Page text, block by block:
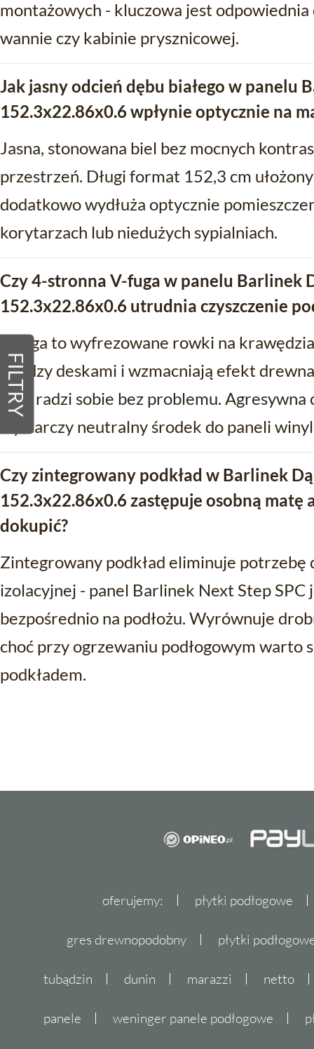
FILTRY
montażowych - kluczowa jest
wannie czy kabinie prysznicowej.
Jak jasny odcień dębu białego w panelu
152.3x22.86x0.6 wpłynie optycznie na
Jasna, stonowana biel bez mocnych
przestrzeń. Długi format 152,3 cm
dodatkowo wydłuża optycznie
korytarzach lub niedużych sypialniach.
Czy 4-stronna V-fuga w panelu Barlinek
152.3x22.86x0.6 utrudnia czyszczenie
V-fuga to wyfrezowane rowki na
między deskami i wzmacniają efekt
mop radzi sobie bez problemu.
wystarczy neutralny środek do paneli
Czy zintegrowany podkład w Barlinek
152.3x22.86x0.6 zastępuje osobną matę
dokupić?
Zintegrowany podkład eliminuje
izolacyjnej - panel Barlinek Next Step
bezpośrednio na podłożu. Wyrównuje
choć przy ogrzewaniu podłogowym warto
podkładem.
oferujemy: płytki podłogowe
gres drewnopodobny płytki
tubądzin dunin marazzi netto
panele weninger panele podłogowe